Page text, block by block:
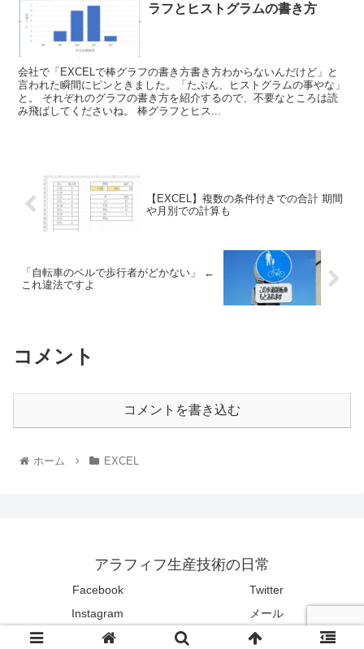
ラフとヒストグラムの書き方
会社で「EXCELで棒グラフの書き方書き方わからないんだけど」と
言われた瞬間にピンときました。「たぶん、ヒストグラムの事やな」
と。 それぞれのグラフの書き方を紹介するので、不要なところは読
み飛ばしてくださいね。 棒グラフとヒス...
【EXCEL】複数の条件付きでの合計 期間
や月別での計算も
「自転車のベルで歩行者がどかない」 ←
これ違法ですよ
コメント
コメントを書き込む
ホーム EXCEL
アラフィフ生産技術の日常
Facebook
Twitter
Instagram
メール
© 2021 アラフィフ生産技術の日常.